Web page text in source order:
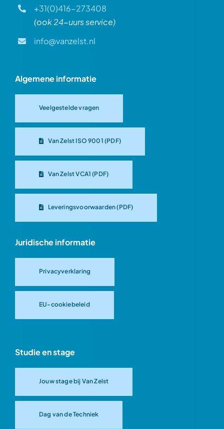
+31(0)416-273408
(ook 24-uurs service)
info@vanzelst.nl
Algemene informatie
Veelgestelde vragen
Van Zelst ISO 9001 (PDF)
Van Zelst VCA1 (PDF)
Leveringsvoorwaarden (PDF)
Juridische informatie
Privacyverklaring
EU-cookiebeleid
Studie en stage
Jouw stage bij Van Zelst
Dag van de Techniek